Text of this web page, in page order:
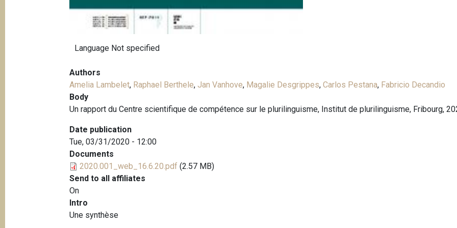
Language Not specified
Authors
Amelia Lambelet, Raphael Berthele,Jan Vanhove, Magalie Desgrippes,Carlos Pestana, Fabricio Decandio
Body
Un rapport du Centre scientifique de compétence sur le plurilinguisme, Institut de plurilinguisme, Fribourg,
Date publication
Tue, 03/31/2020 - 12:00
Documents
2020.001_web_16.6.20.pdf (2.57 MB)
Send to all affiliates
On
Intro
Une synthèse